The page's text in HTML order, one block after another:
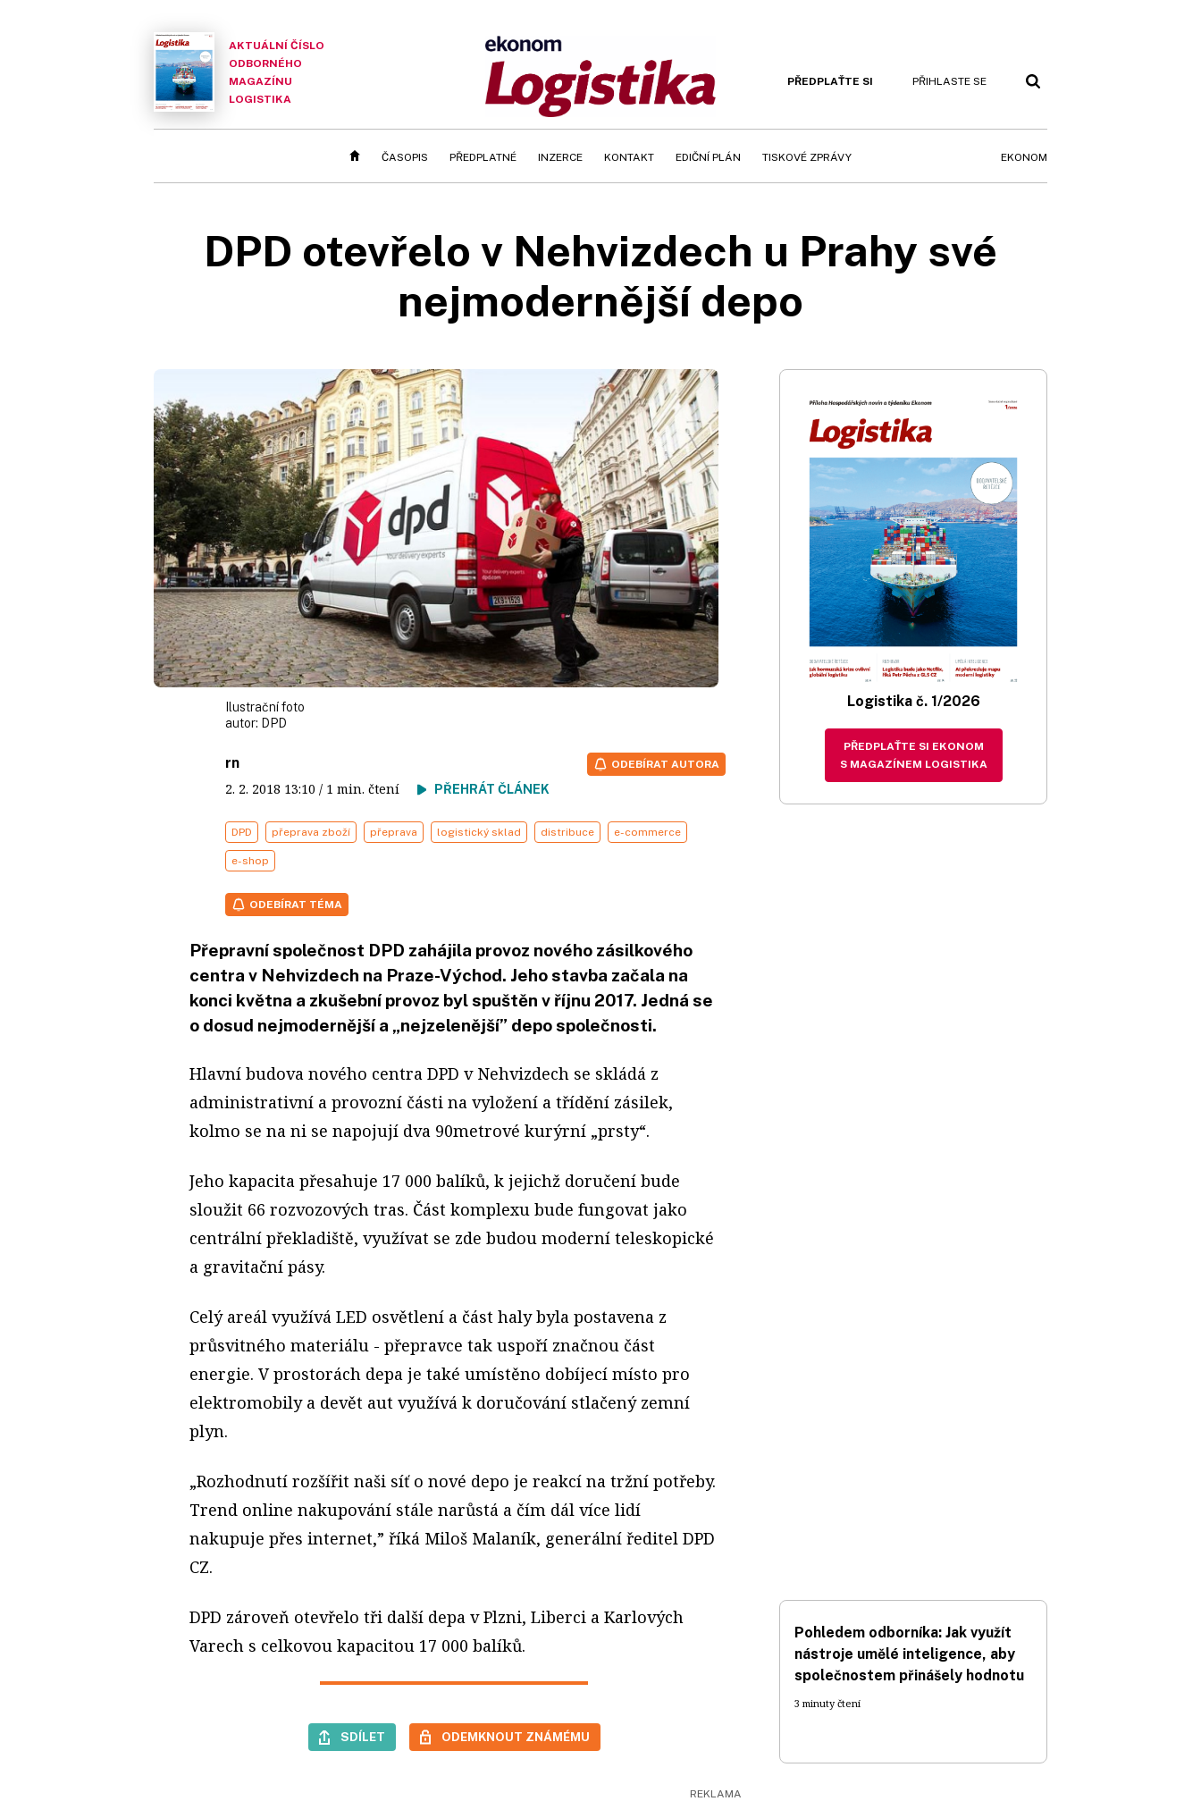
AKTUÁLNÍ ČÍSLO
ODBORNÉHO
MAGAZÍNU
LOGISTIKA
PŘEDPLAŤTE SI PŘIHLASTE SE
ČASOPIS PŘEDPLATNÉ INZERCE KONTAKT EDIČNÍ PLÁN TISKOVÉ ZPRÁVY EKONOM
DPD otevřelo v Nehvizdech u Prahy své
nejmodernější depo
Ilustrační foto
autor: DPD
rn
2. 2. 2018 13:10 / 1 min. čtení PŘEHRÁT ČLÁNEK
ODEBÍRAT AUTORA
DPD přeprava zboží přeprava logistický sklad distribuce e-commerce
e-shop
ODEBÍRAT TÉMA
Přepravní společnost DPD zahájila provoz nového zásilkového
centra v Nehvizdech na Praze-Východ. Jeho stavba začala na
konci května a zkušební provoz byl spuštěn v říjnu 2017. Jedná se
o dosud nejmodernější a „nejzelenější” depo společnosti.
Hlavní budova nového centra DPD v Nehvizdech se skládá z
administrativní a provozní části na vyložení a třídění zásilek,
kolmo se na ni se napojují dva 90metrové kurýrní „prsty“.
Jeho kapacita přesahuje 17 000 balíků, k jejichž doručení bude
sloužit 66 rozvozových tras. Část komplexu bude fungovat jako
centrální překladiště, využívat se zde budou moderní teleskopické
a gravitační pásy.
Celý areál využívá LED osvětlení a část haly byla postavena z
průsvitného materiálu - přepravce tak uspoří značnou část
energie. V prostorách depa je také umístěno dobíjecí místo pro
elektromobily a devět aut využívá k doručování stlačený zemní
plyn.
„Rozhodnutí rozšířit naši síť o nové depo je reakcí na tržní potřeby.
Trend online nakupování stále narůstá a čím dál více lidí
nakupuje přes internet,” říká Miloš Malaník, generální ředitel DPD
CZ.
DPD zároveň otevřelo tři další depa v Plzni, Liberci a Karlových
Varech s celkovou kapacitou 17 000 balíků.
SDÍLET ODEMKNOUT ZNÁMÉMU
Logistika č. 1/2026
PŘEDPLAŤTE SI EKONOM
S MAGAZÍNEM LOGISTIKA
Pohledem odborníka: Jak využít
nástroje umělé inteligence, aby
společnostem přinášely hodnotu
3 minuty čtení